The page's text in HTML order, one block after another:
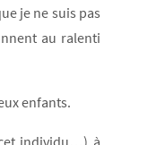
je ne suis pas
au ralenti
enfants.
individu…) à